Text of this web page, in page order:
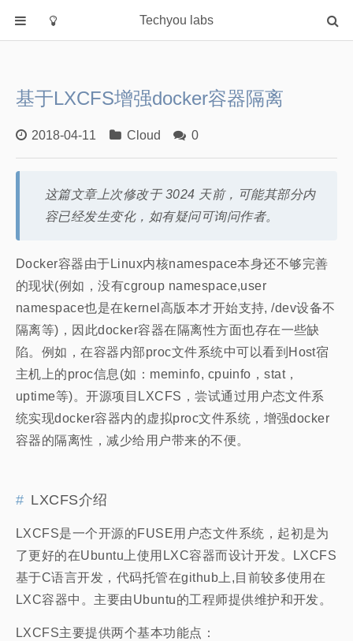
Techyou labs
Default
Linux/Unix
Database
Cloud
Networking
Programming
关于作者
基于LXCFS增强docker容器隔离
2018-04-11 Cloud 0
这篇文章上次修改于 3024 天前，可能其部分内
容已经发生变化，如有疑问可询问作者。
Docker容器由于Linux内核namespace本身还不够完善
的现状(例如，没有cgroup namespace,user
namespace也是在kernel高版本才开始支持, /dev设备不
隔离等)，因此docker容器在隔离性方面也存在一些缺
陷。例如，在容器内部proc文件系统中可以看到Host宿
主机上的proc信息(如：meminfo, cpuinfo，stat，
uptime等)。开源项目LXCFS，尝试通过用户态文件系
统实现docker容器内的虚拟proc文件系统，增强docker
容器的隔离性，减少给用户带来的不便。
LXCFS介绍
LXCFS是一个开源的FUSE用户态文件系统，起初是为
了更好的在Ubuntu上使用LXC容器而设计开发。LXCFS
基于C语言开发，代码托管在github上,目前较多使用在
LXC容器中。主要由Ubuntu的工程师提供维护和开发。
LXCFS主要提供两个基本功能点：